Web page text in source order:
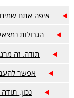
איפה אתם
הגבולות
תודה. זה
אפשר
נכון,